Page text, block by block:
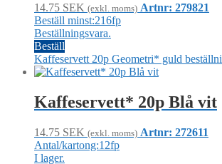
14.75 SEK (exkl. moms) Artnr: 279821
Beställ minst:216fp
Beställningsvara.
Beställ
Kaffeservett 20p Geometri* guld
Kaffeservett* 20p Blå vit
14.75 SEK (exkl. moms) Artnr: 272611
Antal/kartong:12fp
I lager.